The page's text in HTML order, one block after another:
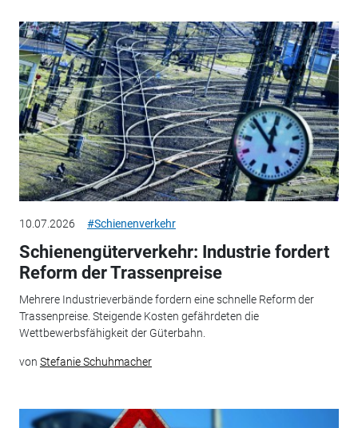
10.07.2026 #Schienenverkehr
Schienengüterverkehr: Industrie fordert
Reform der Trassenpreise
Mehrere Industrieverbände fordern eine schnelle Reform der
Trassenpreise. Steigende Kosten gefährdeten die
Wettbewerbsfähigkeit der Güterbahn.
von Stefanie Schuhmacher